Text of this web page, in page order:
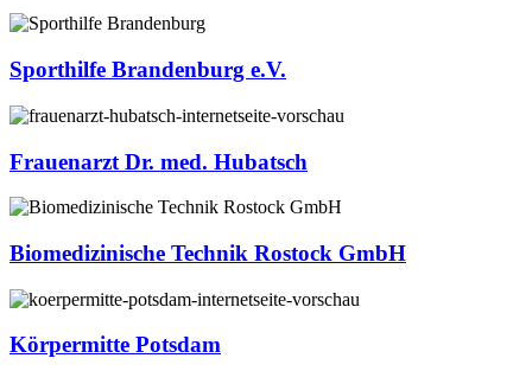
Sporthilfe Brandenburg e.V.
Frauenarzt Dr. med. Hubatsch
Biomedizinische Technik Rostock GmbH
Körpermitte Potsdam